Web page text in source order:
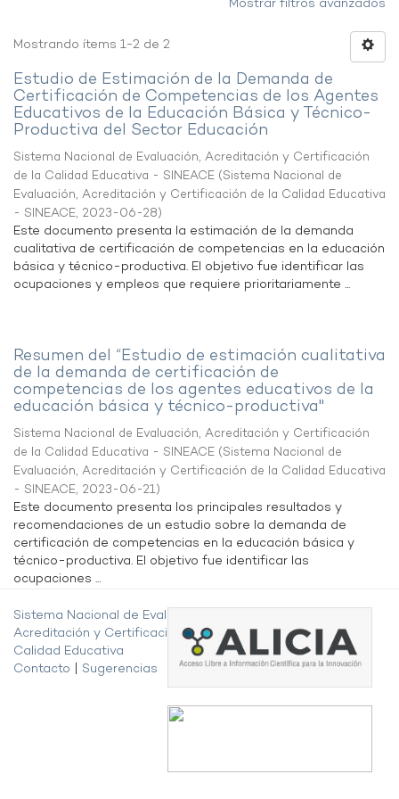
Mostrar filtros avanzados
Mostrando ítems 1-2 de 2
Estudio de Estimación de la Demanda de
Certificación de Competencias de los Agentes
Educativos de la Educación Básica y Técnico-
Productiva del Sector Educación
Sistema Nacional de Evaluación, Acreditación y Certificación
de la Calidad Educativa - SINEACE (Sistema Nacional de
Evaluación, Acreditación y Certificación de la Calidad Educativa
- SINEACE, 2023-06-28)
Este documento presenta la estimación de la demanda
cualitativa de certificación de competencias en la educación
básica y técnico-productiva. El objetivo fue identificar las
ocupaciones y empleos que requiere prioritariamente ...
Resumen del “Estudio de estimación cualitativa
de la demanda de certificación de
competencias de los agentes educativos de la
educación básica y técnico-productiva"
Sistema Nacional de Evaluación, Acreditación y Certificación
de la Calidad Educativa - SINEACE (Sistema Nacional de
Evaluación, Acreditación y Certificación de la Calidad Educativa
- SINEACE, 2023-06-21)
Este documento presenta los principales resultados y
recomendaciones de un estudio sobre la demanda de
certificación de competencias en la educación básica y
técnico-productiva. El objetivo fue identificar las
ocupaciones ...
Sistema Nacional de Evaluación,
Acreditación y Certificación de la
Calidad Educativa
Contacto
Sugerencias